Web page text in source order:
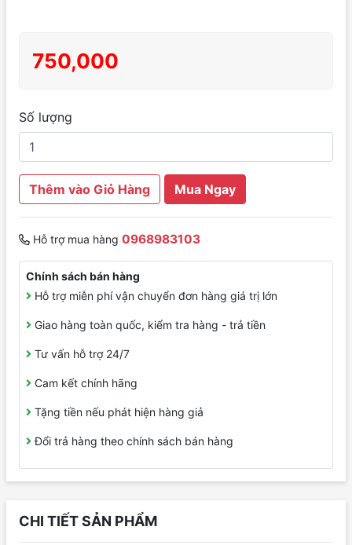
750,000
Số lượng
Thêm vào Giỏ Hàng Mua Ngay
Hỗ trợ mua hàng 0968983103
Chính sách bán hàng
Hỗ trợ miễn phí vận chuyển đơn hàng giá trị lớn
Giao hàng toàn quốc, kiểm tra hàng - trả tiền
Tư vấn hỗ trợ 24/7
Cam kết chính hãng
Tặng tiền nếu phát hiện hàng giả
Đổi trả hàng theo chính sách bán hàng
CHI TIẾT SẢN PHẨM